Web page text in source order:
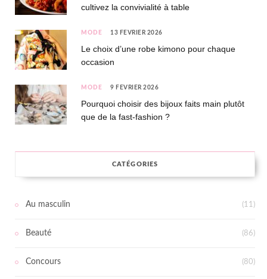
cultivez la convivialité à table
MODE 13 FÉVRIER 2026
Le choix d’une robe kimono pour chaque
occasion
MODE 9 FÉVRIER 2026
Pourquoi choisir des bijoux faits main plutôt
que de la fast-fashion ?
CATÉGORIES
Au masculin (11)
Beauté (86)
Concours (80)